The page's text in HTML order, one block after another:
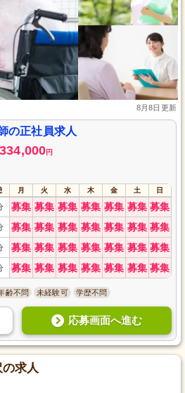
8月8日更新
の正社員求人
334,000円
月 火 水 木 金 土 日
募集 募集 募集 募集 募集 募集 募集
募集 募集 募集 募集 募集 募集 募集
募集 募集 募集 募集 募集 募集 募集
募集 募集 募集 募集 募集 募集 募集
齢不問 未経験可 学歴不問
応募画面へ進む
求人